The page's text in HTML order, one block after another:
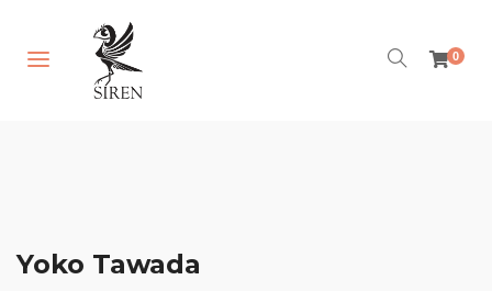
Anasayfa
Yazarlar
0
Yoko Tawada